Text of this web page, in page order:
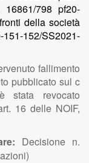
798 pf20-
della società
152/SS2021-
fallimento
pubblicato sul c
stata revocato
16 delle NOIF,
Decisione n.